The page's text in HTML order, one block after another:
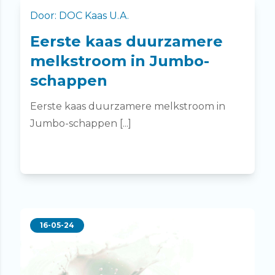
Door: DOC Kaas U.A.
Eerste kaas duurzamere
melkstroom in Jumbo-
schappen
Eerste kaas duurzamere melkstroom in
Jumbo-schappen [...]
16-05-24